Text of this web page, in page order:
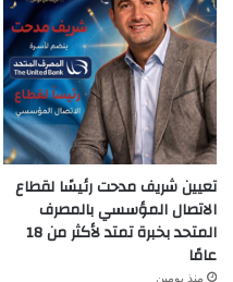
تعيين شريف مدحت رئيسًا لقطاع
الاتصال المؤسسي بالمصرف
المتحد بخبرة تمتد لأكثر من 18
عامًا
منذ يومين